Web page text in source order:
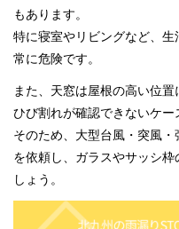
もあります。
特に寝室やリビングなど、
常に危険です。
また、天窓は屋根の高い位
ひび割れが確認できないケー
そのため、大型台風・突風
を依頼し、ガラスやサッシ
しょう。